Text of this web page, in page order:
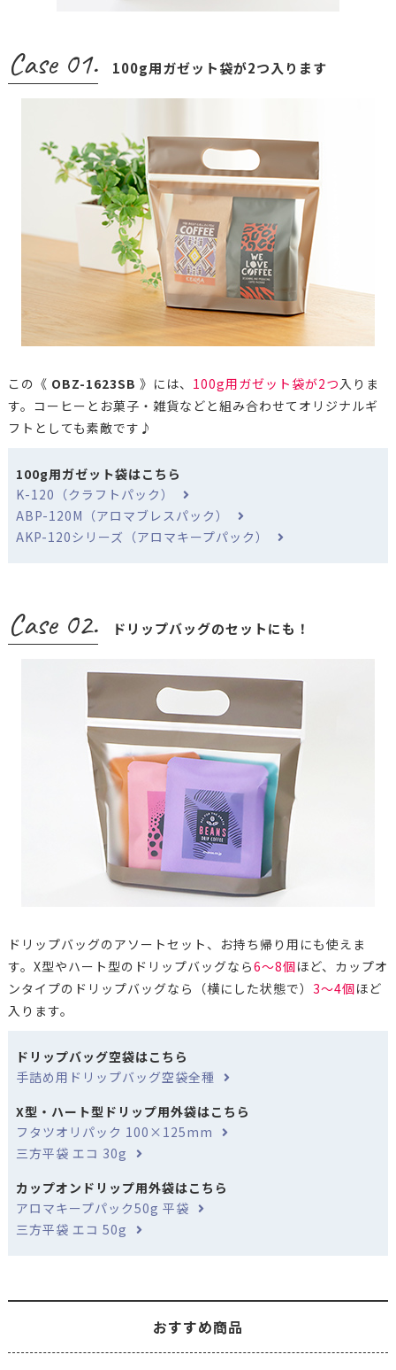
Case 01.100g用ガゼット袋が2つ入ります
この《 OBZ-1623SB 》には、 100g用ガゼット袋が2つ入りま
す。コーヒーとお菓子・雑貨などと組み合わせてオリジナルギ
フトとしても素敵です♪
100g用ガゼット袋はこちら
K-120（クラフトパック）
ABP-120M（アロマブレスパック）
AKP-120シリーズ（アロマキープパック）
Case 02.ドリップバッグのセットにも！
ドリップバッグのアソートセット、お持ち帰り用にも使えま
す。X型やハート型のドリップバッグなら6～8個ほど、カップオ
ンタイプのドリップバッグなら（横にした状態で） 3～4個ほど
入ります。
ドリップバッグ空袋はこちら
手詰め用ドリップバッグ空袋全種
X型・ハート型ドリップ用外袋はこちら
フタツオリパック 100×125mm
三方平袋 エコ 30g
カップオンドリップ用外袋はこちら
アロマキープパック50g 平袋
三方平袋 エコ 50g
おすすめ商品